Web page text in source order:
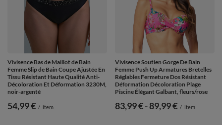
Vivisence Bas de Maillot de Bain
Femme Slip de Bain Coupe Ajustée En
Tissu Résistant Haute Qualité Anti-
Décoloration Et Déformation 3230M,
noir-argenté
54,99 € / item
Vivisence Soutien Gorge De Bain
Femme Push Up Armatures Bretelles
Réglables Fermeture Dos Résistant
Déformation Décoloration Plage
Piscine Élégant Galbant, fleurs/rose
de
83,99 €-vers le bas
89,99 € / item